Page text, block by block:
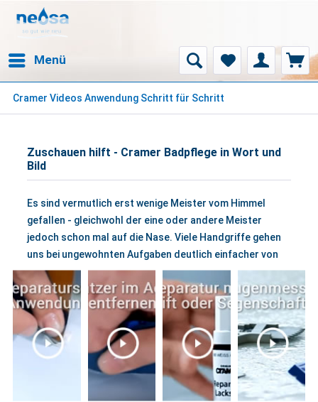
Menü
Cramer Videos Anwendung Schritt für Schritt
Zuschauen hilft - Cramer Badpflege in Wort und
Bild
Es sind vermutlich erst wenige Meister vom Himmel
gefallen - gleichwohl der eine oder andere Meister
jedoch schon mal auf die Nase. Viele Handgriffe gehen
uns bei ungewohnten Aufgaben deutlich einfacher von
der Hand, wenn wir bei wesentlichen Abläufen bereits
einmal zusehen konnten. Diesen Einblick können Sie sich
unserer Anwendungsvideothek verschaffen. Wir hoffen,
zuschauen hilft weiter. Die verwendeten Produkte
können Sie sich auf den Videoseiten auch gleich im Detail
aufrufen.